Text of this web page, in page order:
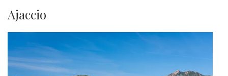
Ajaccio